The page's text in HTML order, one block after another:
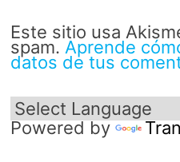
Este sitio usa
spam. Aprende
datos de tus
Powered by